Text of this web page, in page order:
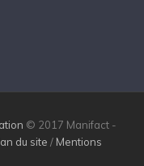
© 2017 Manifact -
du site / Mentions